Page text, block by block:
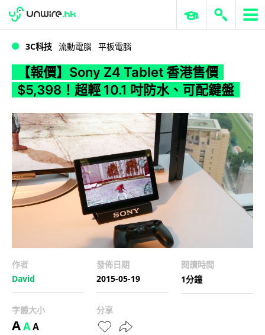
WWDC 2026 ERP 與商業 AI
3C科技 流動電腦 平板電腦
【報價】Sony Z4 Tablet 香港售價
$5,398！超輕 10.1 吋防水、可配鍵盤
作者
David
發佈日期
2015-05-19
閱讀時間
1分鐘
字體大小
AAA
分享